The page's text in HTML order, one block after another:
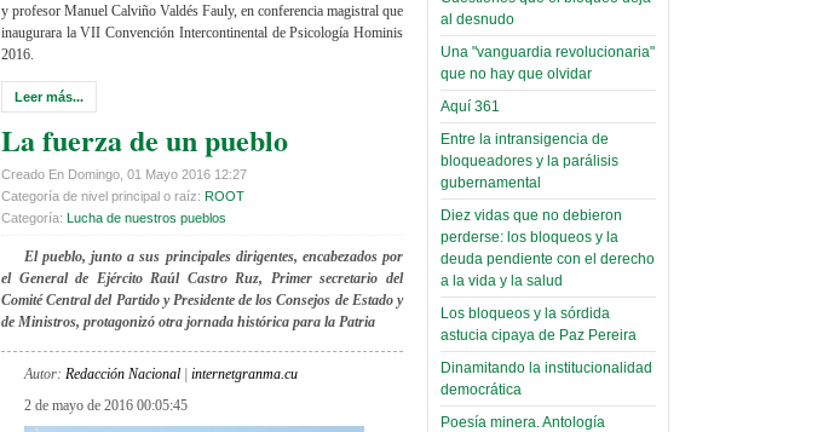
y profesor Manuel Calviño Valdés Fauly, en conferencia magistral que
inaugurara la VII Convención Intercontinental de Psicología Hominis
2016.
Leer más...
La fuerza de un pueblo
Creado En Domingo, 01 Mayo 2016 12:27
Categoría de nivel principal o raíz: ROOT
Categoría: Lucha de nuestros pueblos
El pueblo, junto a sus principales dirigentes, encabezados por
el General de Ejército Raúl Castro Ruz, Primer secretario del
Comité Central del Partido y Presidente de los Consejos de Estado y
de Ministros, protagonizó otra jornada histórica para la Patria
Autor: Redacción Nacional| internetgranma.cu
2 de mayo de 2016 00:05:45
(Miscelánea
palaciega 7)
El Infamatorio
Lunes, 27 Mayo 2019
Read more...
Creacionismo,
filtraciones e
inicio de la
campaña del
MAS
(Miscelánea
palaciega 6)
El Infamatorio
Domingo, 12 Mayo 2019
al desnudo
Una "vanguardia revolucionaria"
que no hay que olvidar
Aquí 361
Entre la intransigencia de
bloqueadores y la parálisis
gubernamental
Diez vidas que no debieron
perderse: los bloqueos y la
deuda pendiente con el derecho
a la vida y la salud
Los bloqueos y la sórdida
astucia cipaya de Paz Pereira
Dinamitando la institucionalidad
democrática
Poesía minera. Antología